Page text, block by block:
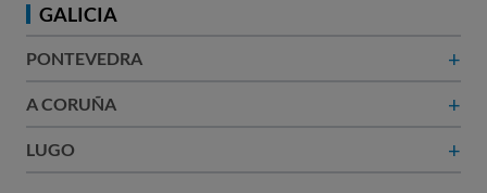
GALICIA
PONTEVEDRA +
A CORUÑA​ +
LUGO +